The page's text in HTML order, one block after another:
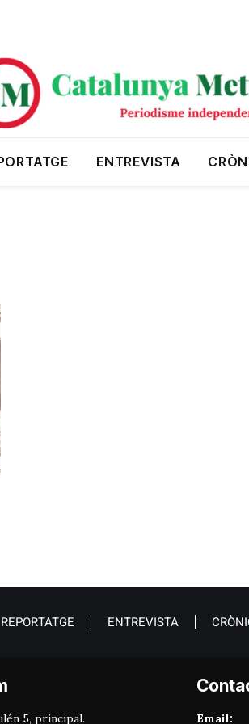
ENTREVISTA
REPORTATGE ENTREVISTA
5, principal. Email: